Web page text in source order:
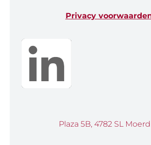
Privacy
Plaza 5B, 4782 SL